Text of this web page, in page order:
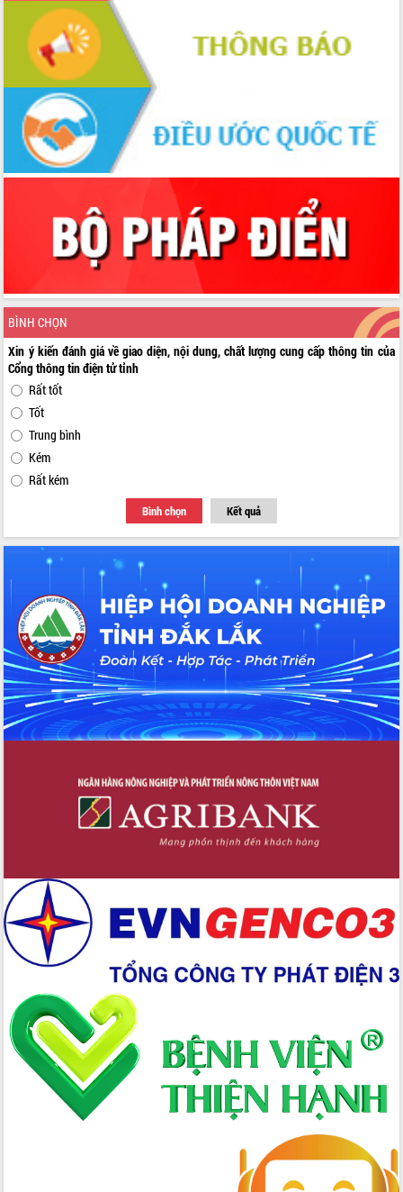
BÌNH CHỌN
Xin ý kiến đánh giá về giao diện, nội dung, chất lượng cung cấp thông tin của
Cổng thông tin điện tử tỉnh
Rất tốt
Tốt
Trung bình
Kém
Rất kém
Bình chọn Kết quả